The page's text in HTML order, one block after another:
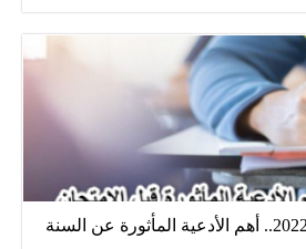
لطلاب الثانوية العامة 2022.. أهم الأدعية المأثورة عن السنة